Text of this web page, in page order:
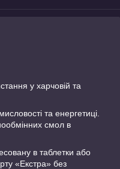
у харчовій та
та енергетиці.
смол в
в таблетки або
«Екстра» без